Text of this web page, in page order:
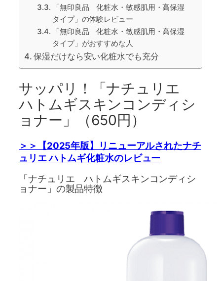
「無印良品 化粧水・敏感肌用・高保湿
タイプ」の体験レビュー
「無印良品 化粧水・敏感肌用・高保湿
タイプ」がおすすめな人
保湿だけなら安い化粧水でも充分
サッパリ！「ナチュリエ
ハトムギスキンコンディシ
ョナー」（650円）
＞＞【2025年版】リニューアルされたナチ
ュリエ ハトムギ化粧水のレビュー
「ナチュリエ ハトムギスキンコンディシ
ョナー」の製品特徴